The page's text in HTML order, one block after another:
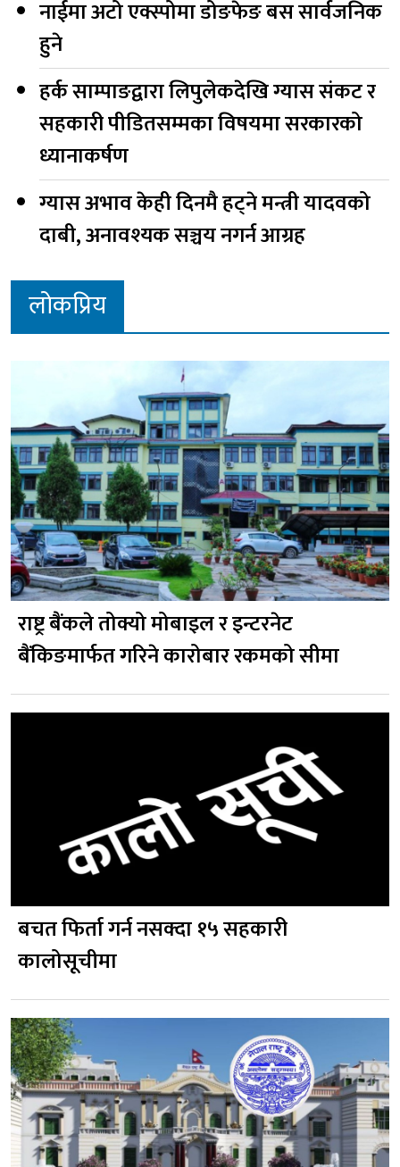
नाईमा अटो एक्स्पोमा डोङफेङ बस सार्वजनिक
हुने
हर्क साम्पाङद्वारा लिपुलेकदेखि ग्यास संकट र
सहकारी पीडितसम्मका विषयमा सरकारको
ध्यानाकर्षण
ग्यास अभाव केही दिनमै हट्ने मन्त्री यादवको
दाबी, अनावश्यक सञ्चय नगर्न आग्रह
लोकप्रिय
राष्ट्र बैंकले तोक्यो मोबाइल र इन्टरनेट
बैंकिङमार्फत गरिने कारोबार रकमको सीमा
बचत फिर्ता गर्न नसक्दा १५ सहकारी
कालोसूचीमा